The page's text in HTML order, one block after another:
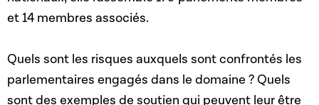
et 14 membres associés.
Quels sont les risques auxquels sont confrontés les
parlementaires engagés dans le domaine ? Quels
sont des exemples de soutien qui peuvent leur être